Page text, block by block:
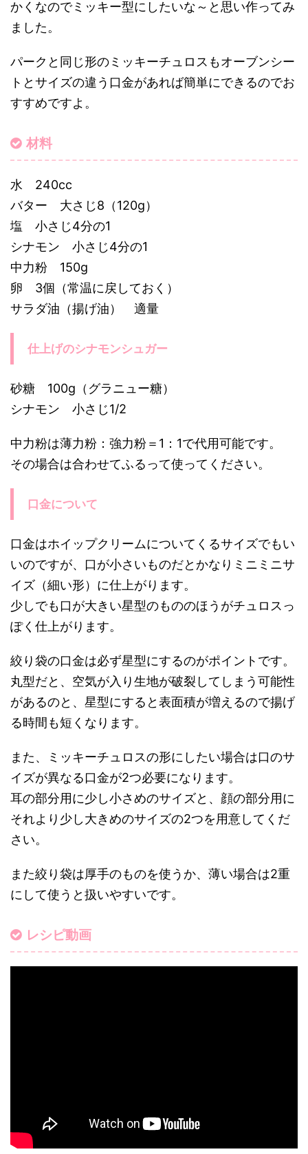
かくなのでミッキー型にしたいな～と思い作ってみ
ました。
パークと同じ形のミッキーチュロスもオーブンシー
トとサイズの違う口金があれば簡単にできるのでお
すすめですよ。
材料
水 240cc
バター 大さじ8（120g）
塩 小さじ4分の1
シナモン 小さじ4分の1
中力粉 150g
卵 3個（常温に戻しておく）
サラダ油（揚げ油） 適量
仕上げのシナモンシュガー
砂糖 100g（グラニュー糖）
シナモン 小さじ1/2
中力粉は薄力粉：強力粉＝1：1で代用可能です。
その場合は合わせてふるって使ってください。
口金について
口金はホイップクリームについてくるサイズでもい
いのですが、口が小さいものだとかなりミニミニサ
イズ（細い形）に仕上がります。
少しでも口が大きい星型のもののほうがチュロスっ
ぽく仕上がります。
絞り袋の口金は必ず星型にするのがポイントです。
丸型だと、空気が入り生地が破裂してしまう可能性
があるのと、星型にすると表面積が増えるので揚げ
る時間も短くなります。
また、ミッキーチュロスの形にしたい場合は口のサ
イズが異なる口金が2つ必要になります。
耳の部分用に少し小さめのサイズと、顔の部分用に
それより少し大きめのサイズの2つを用意してくだ
さい。
また絞り袋は厚手のものを使うか、薄い場合は2重
にして使うと扱いやすいです。
レシピ動画